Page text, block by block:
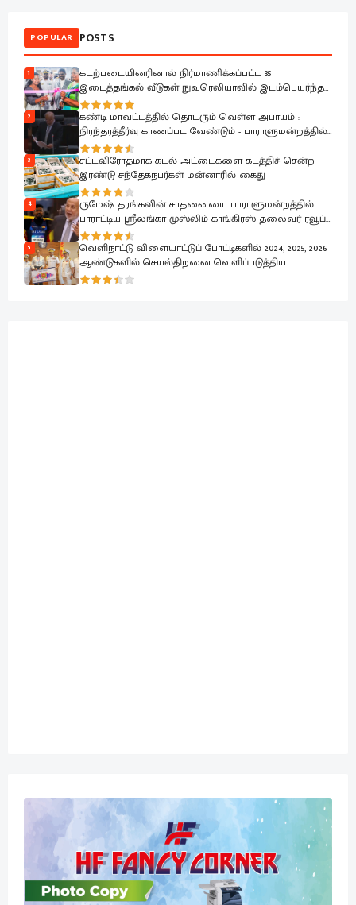
POPULAR POSTS
1
கடற்படையினரினால் நிர்மாணிக்கப்பட்ட 35
இடைத்தங்கல் வீடுகள் நுவரெலியாவில் இடம்பெயர்ந்த
குடும்பங்களிடம் கையளிப்பு
2
கண்டி மாவட்டத்தில் தொடரும் வெள்ள அபாயம் :
நிரந்தரத்தீர்வு காணப்பட வேண்டும் - பாராளுமன்றத்தில்
ரவூப் ஹக்கீம் வலியுறுத்தல்
3
சட்டவிரோதமாக கடல் அட்டைகளை கடத்திச் சென்ற
இரண்டு சந்தேகநபர்கள் மன்னாரில் கைது
4
ருமேஷ் தரங்கவின் சாதனையை பாராளுமன்றத்தில்
பாராட்டிய ஸ்ரீலங்கா முஸ்லிம் காங்கிரஸ் தலைவர் ரவூப்
ஹக்கீம்
5
வெளிநாட்டு விளையாட்டுப் போட்டிகளில் 2024, 2025, 2026
ஆண்டுகளில் செயல்திறனை வெளிப்படுத்திய
கடற்படை வீரர்கள் கௌரவிப்பு